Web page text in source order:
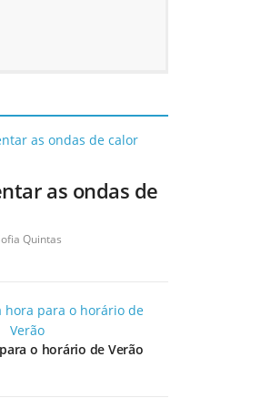
as ondas de
Quintas
o horário de Verão